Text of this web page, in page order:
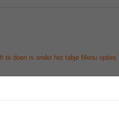
doen is onder het tabje Menu